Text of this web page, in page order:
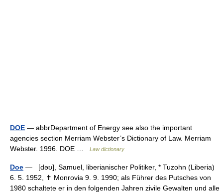
DOE — abbrDepartment of Energy see also the important
agencies section Merriam Webster’s Dictionary of Law. Merriam
Webster. 1996. DOE …
Law dictionary
Doe — [dəʊ], Samuel, liberianischer Politiker, * Tuzohn (Liberia)
6. 5. 1952, ✝ Monrovia 9. 9. 1990; als Führer des Putsches von
1980 schaltete er in den folgenden Jahren zivile Gewalten und alle